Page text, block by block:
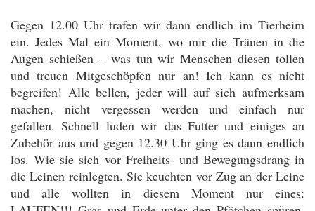
Gegen 12.00 Uhr trafen wir dann endlich im Tierheim
ein. Jedes Mal ein Moment, wo mir die Tränen in die
Augen schießen – was tun wir Menschen diesen tollen
und treuen Mitgeschöpfen nur an! Ich kann es nicht
begreifen! Alle bellen, jeder will auf sich aufmerksam
machen, nicht vergessen werden und einfach nur
gefallen. Schnell luden wir das Futter und einiges an
Zubehör aus und gegen 12.30 Uhr ging es dann endlich
los. Wie sie sich vor Freiheits- und Bewegungsdrang in
die Leinen reinlegten. Sie keuchten vor Zug an der Leine
und alle wollten in diesem Moment nur eines: